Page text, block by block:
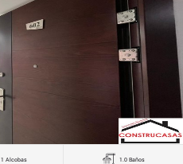
1 Alcobas 1.0 Baños